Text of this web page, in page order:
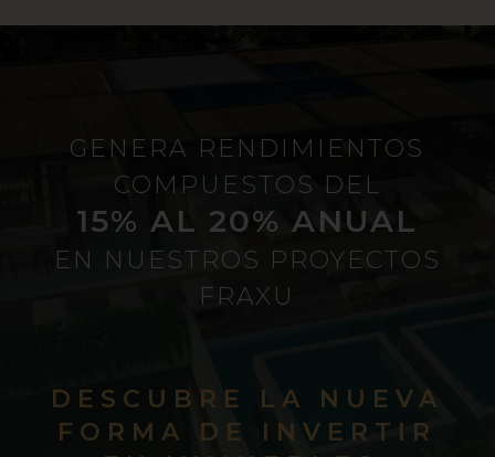
GENERA RENDIMIENTOS
COMPUESTOS DEL
15% AL 20% ANUAL
EN NUESTROS PROYECTOS
FRAXU
DESCUBRE LA NUEVA
FORMA DE INVERTIR